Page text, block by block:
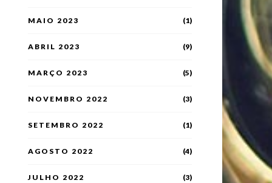
MAIO 2023 (1)
ABRIL 2023 (9)
MARÇO 2023 (5)
NOVEMBRO 2022 (3)
SETEMBRO 2022 (1)
AGOSTO 2022 (4)
JULHO 2022 (3)